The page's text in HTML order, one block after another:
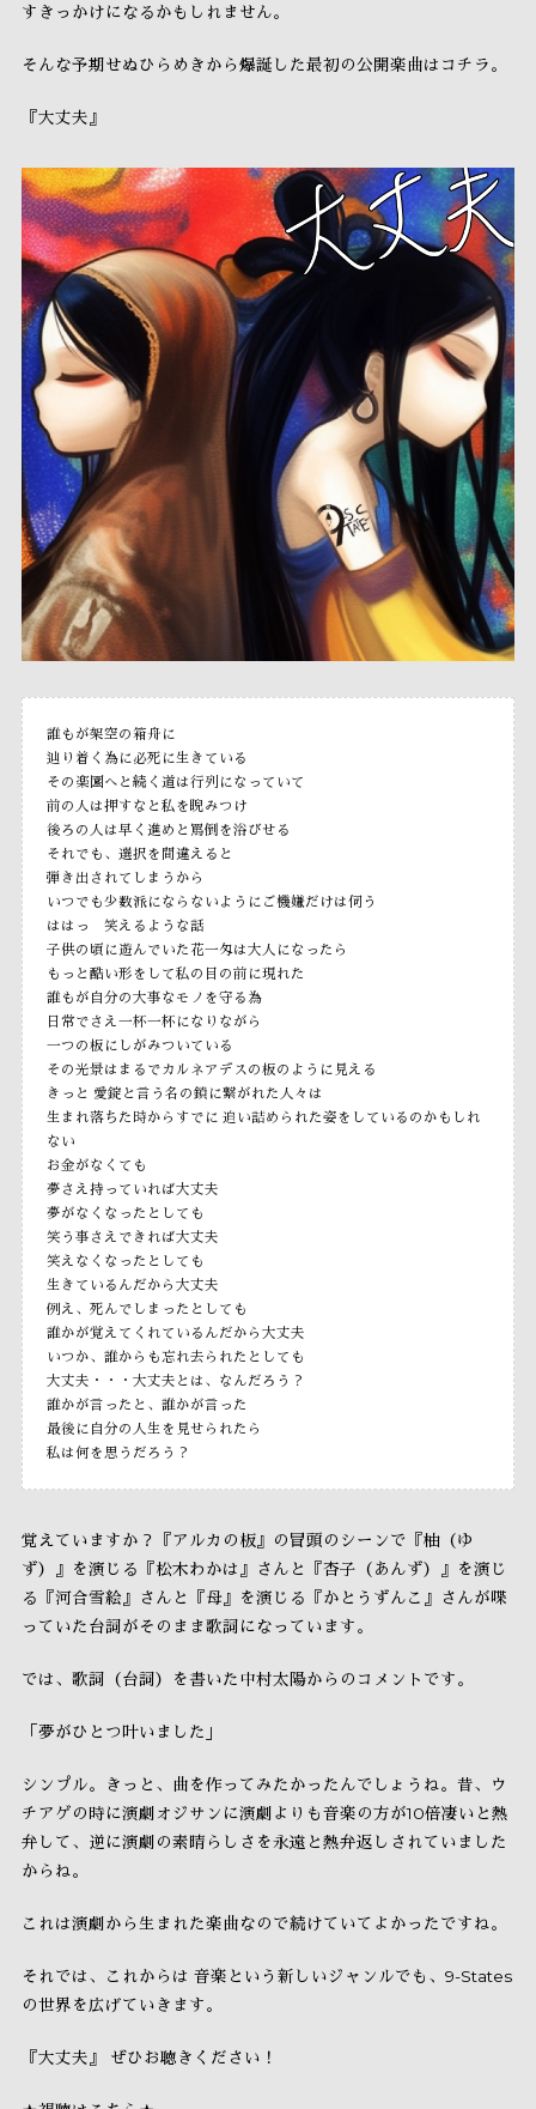
すきっかけになるかもしれません。
そんな予期せぬひらめきから爆誕した最初の公開楽曲はコチラ。
『大丈夫』
誰もが架空の箱舟に
辿り着く為に必死に生きている
その楽園へと続く道は行列になっていて
前の人は押すなと私を睨みつけ
後ろの人は早く進めと罵倒を浴びせる
それでも、選択を間違えると
弾き出されてしまうから
いつでも少数派にならないようにご機嫌だけは伺う
ははっ 笑えるような話
子供の頃に遊んでいた花一匁は大人になったら
もっと酷い形をして私の目の前に現れた
誰もが自分の大事なモノを守る為
日常でさえ一杯一杯になりながら
一つの板にしがみついている
その光景はまるでカルネアデスの板のように見える
きっと 愛錠と言う名の鎖に繋がれた人々は
生まれ落ちた時からすでに 追い詰められた姿をしているのかもしれ
ない
お金がなくても
夢さえ持っていれば大丈夫
夢がなくなったとしても
笑う事さえできれば大丈夫
笑えなくなったとしても
生きているんだから大丈夫
例え、死んでしまったとしても
誰かが覚えてくれているんだから大丈夫
いつか、誰からも忘れ去られたとしても
大丈夫・・・大丈夫とは、なんだろう？
誰かが言ったと、誰かが言った
最後に自分の人生を見せられたら
私は何を思うだろう？
覚えていますか？『アルカの板』の冒頭のシーンで『柚（ゆ
ず）』を演じる『松木わかは』さんと『杏子（あんず）』を演じ
る『河合雪絵』さんと『母』を演じる『かとうずんこ』さんが喋
っていた台詞がそのまま歌詞になっています。
では、歌詞（台詞）を書いた中村太陽からのコメントです。
「夢がひとつ叶いました」
シンプル。きっと、曲を作ってみたかったんでしょうね。昔、ウ
チアゲの時に演劇オジサンに演劇よりも音楽の方が10倍凄いと熱
弁して、逆に演劇の素晴らしさを永遠と熱弁返しされていました
からね。
これは演劇から生まれた楽曲なので続けていてよかったですね。
それでは、これからは 音楽という新しいジャンルでも、9-States
の世界を広げていきます。
『大丈夫』 ぜひお聴きください！